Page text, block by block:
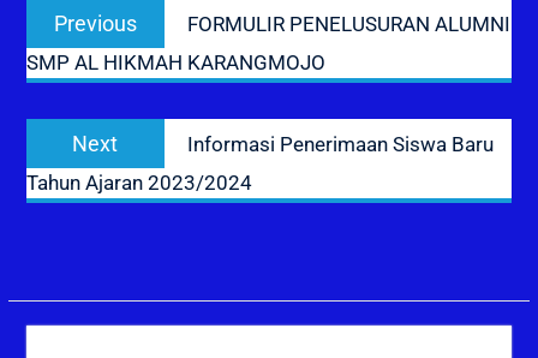
navigation
Previous
post:
FORMULIR PENELUSURAN ALUMNI
SMP AL HIKMAH KARANGMOJO
Next
post:
Informasi Penerimaan Siswa Baru
Tahun Ajaran 2023/2024